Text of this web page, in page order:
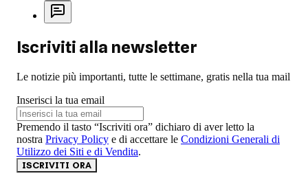
Iscriviti alla newsletter
Le notizie più importanti, tutte le settimane, gratis nella tua mail
Inserisci la tua email
Premendo il tasto “Iscriviti ora” dichiaro di aver letto la
nostra Privacy Policy e di accettare le Condizioni Generali di
Utilizzo dei Siti e di Vendita.
ISCRIVITI ORA